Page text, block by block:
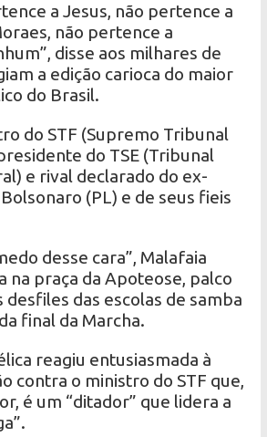
a Jesus, não pertence a
não pertence a
disse aos milhares de
a edição carioca do maior
do Brasil.
do STF (Supremo Tribunal
do TSE (Tribunal
e rival declarado do ex-
(PL) e de seus fieis
desse cara”, Malafaia
na praça da Apoteose, palco
desfiles das escolas de samba
final da Marcha.
reagiu entusiasmada à
contra o ministro do STF que,
é um “ditador” que lidera a